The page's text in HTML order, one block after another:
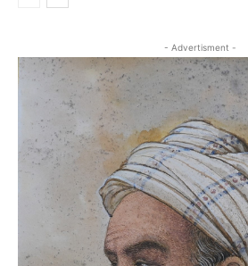
- Advertisment -